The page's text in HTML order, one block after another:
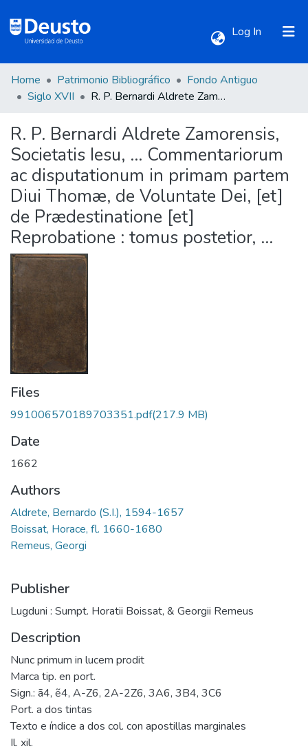
Log In (current)
Communities & Collections
All of DSpace
Statistics
Home Patrimonio Bibliográfico
Fondo Antiguo
Siglo XVII
R. P. Bernardi Aldrete Zamorensis, Societatis Iesu, ... Commentariorum ac disputationum in primam partem Diui Thomæ, de Voluntate Dei, [et] de Prædestinatione [et] Reprobatione : tomus postetior, ...
R. P. Bernardi Aldrete Zamorensis,
Societatis Iesu, ... Commentariorum
ac disputationum in primam partem
Diui Thomæ, de Voluntate Dei, [et]
de Prædestinatione [et]
Reprobatione : tomus postetior, ...
Files
991006570189703351.pdf(217.9 MB)
Date
1662
Authors
Aldrete, Bernardo (S.I.), 1594-1657
Boissat, Horace, fl. 1660-1680
Remeus, Georgi
Publisher
Lugduni : Sumpt. Horatii Boissat, & Georgii Remeus
Description
Nunc primum in lucem prodit
Marca tip. en port.
Sign.: ã4, ẽ4, A-Z6, 2A-2Z6, 3A6, 3B4, 3C6
Port. a dos tintas
Texto e índice a dos col. con apostillas marginales
Il. xil.